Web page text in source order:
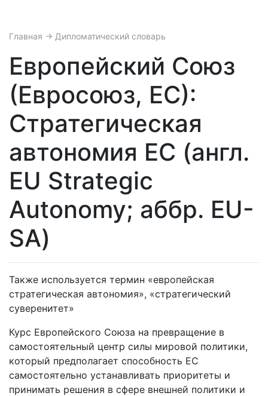
Главная → Дипломатический словарь
Европейский Союз
(Евросоюз, ЕС):
Стратегическая
автономия ЕС (англ.
EU Strategic
Autonomy; аббр. EU-
SA)
Также используется термин «европейская
стратегическая автономия», «стратегический
суверенитет»
Курс Европейского Союза на превращение в
самостоятельный центр силы мировой политики,
который предполагает способность ЕС
самостоятельно устанавливать приоритеты и
принимать решения в сфере внешней политики и